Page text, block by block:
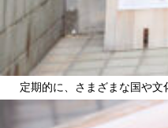
定期的に、さまざまな国や